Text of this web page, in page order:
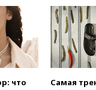
что
Самая